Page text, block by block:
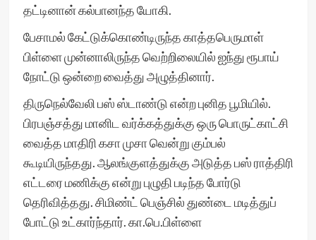
தட்டினான் கல்பானந்த யோகி.
பேசாமல் கேட்டுக்கொண்டிருந்த காத்தபெருமாள்
பிள்ளை முன்னாலிருந்த வெற்றிலையில் ஐந்து ரூபாய்
நோட்டு ஒன்றை வைத்து அழுத்தினார்.
திருநெல்வேலி பஸ் ஸ்டாண்டு என்ற புனித பூமியில்.
பிரபஞ்சத்து மானிட வர்க்கத்துக்கு ஒரு பொருட்காட்சி
வைத்த மாதிரி கசா முசா வென்று கும்பல்
கூடியிருந்தது. ஆலங்குளத்துக்கு அடுத்த பஸ் ராத்திரி
எட்டரை மணிக்கு என்று புழுதி படிந்த போர்டு
தெரிவித்தது. சிமிண்ட் பெஞ்சில் துண்டை மடித்துப்
போட்டு உட்கார்ந்தார். கா.பெ.பிள்ளை